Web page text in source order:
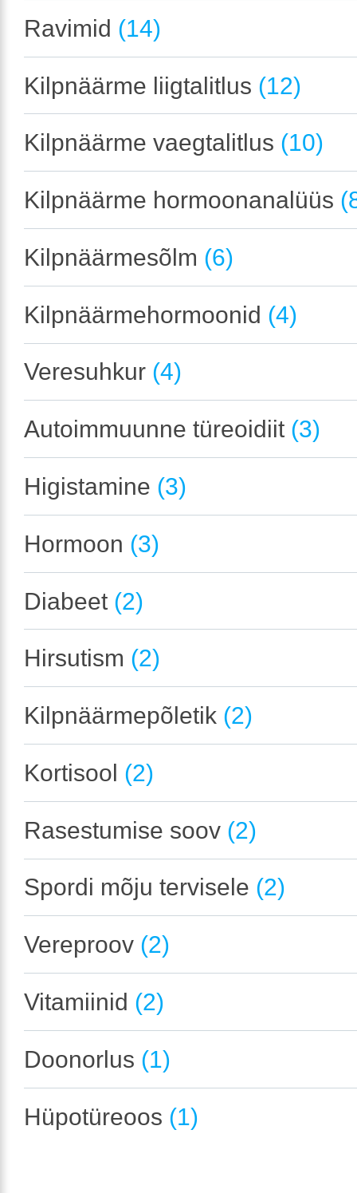
Ravimid (14)
Kilpnäärme liigtalitlus (12)
Kilpnäärme vaegtalitlus (10)
Kilpnäärme hormoonanalüüs
Kilpnäärmesõlm (6)
Kilpnäärmehormoonid (4)
Veresuhkur (4)
Autoimmuunne türeoidiit (3)
Higistamine (3)
Hormoon (3)
Diabeet (2)
Hirsutism (2)
Kilpnäärmepõletik (2)
Kortisool (2)
Rasestumise soov (2)
Spordi mõju tervisele (2)
Vereproov (2)
Vitamiinid (2)
Doonorlus (1)
Hüpotüreoos (1)